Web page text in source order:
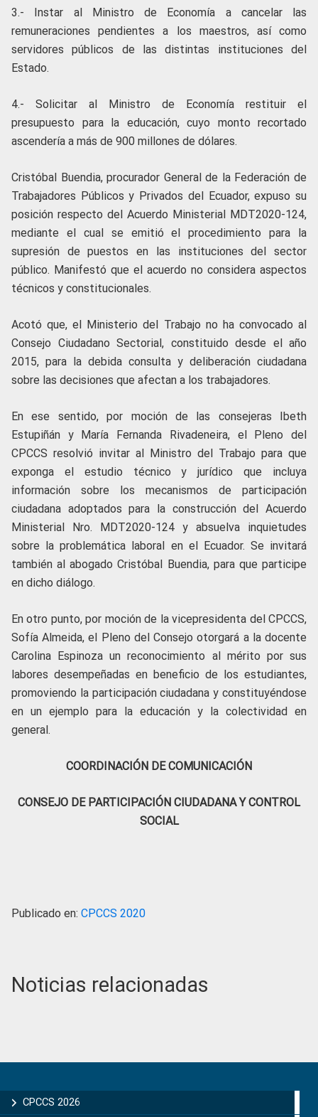
3.- Instar al Ministro de Economía a cancelar las
remuneraciones pendientes a los maestros, así como
servidores públicos de las distintas instituciones del
Estado.
4.- Solicitar al Ministro de Economía restituir el
presupuesto para la educación, cuyo monto recortado
ascendería a más de 900 millones de dólares.
Cristóbal Buendia, procurador General de la Federación de
Trabajadores Públicos y Privados del Ecuador, expuso su
posición respecto del Acuerdo Ministerial MDT2020-124,
mediante el cual se emitió el procedimiento para la
supresión de puestos en las instituciones del sector
público. Manifestó que el acuerdo no considera aspectos
técnicos y constitucionales.
Acotó que, el Ministerio del Trabajo no ha convocado al
Consejo Ciudadano Sectorial, constituido desde el año
2015, para la debida consulta y deliberación ciudadana
sobre las decisiones que afectan a los trabajadores.
En ese sentido, por moción de las consejeras Ibeth
Estupiñán y María Fernanda Rivadeneira, el Pleno del
CPCCS resolvió invitar al Ministro del Trabajo para que
exponga el estudio técnico y jurídico que incluya
información sobre los mecanismos de participación
ciudadana adoptados para la construcción del Acuerdo
Ministerial Nro. MDT2020-124 y absuelva inquietudes
sobre la problemática laboral en el Ecuador. Se invitará
también al abogado Cristóbal Buendia, para que participe
en dicho diálogo.
En otro punto, por moción de la vicepresidenta del CPCCS,
Sofía Almeida, el Pleno del Consejo otorgará a la docente
Carolina Espinoza un reconocimiento al mérito por sus
labores desempeñadas en beneficio de los estudiantes,
promoviendo la participación ciudadana y constituyéndose
en un ejemplo para la educación y la colectividad en
general.
COORDINACIÓN DE COMUNICACIÓN
CONSEJO DE PARTICIPACIÓN CIUDADANA Y CONTROL
SOCIAL
Publicado en: CPCCS 2020
Noticias relacionadas
Sidebar
CPCCS 2026